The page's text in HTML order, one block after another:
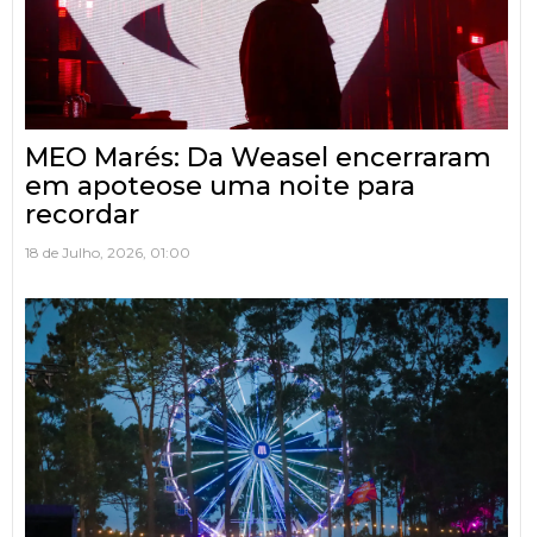
MEO Marés: Da Weasel encerraram
em apoteose uma noite para
recordar
18 de Julho, 2026, 01:00